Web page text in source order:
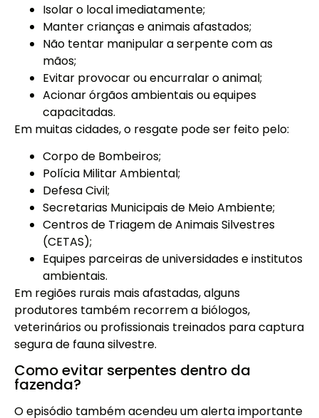
Isolar o local imediatamente;
Manter crianças e animais afastados;
Não tentar manipular a serpente com as
mãos;
Evitar provocar ou encurralar o animal;
Acionar órgãos ambientais ou equipes
capacitadas.
Em muitas cidades, o resgate pode ser feito pelo:
Corpo de Bombeiros;
Polícia Militar Ambiental;
Defesa Civil;
Secretarias Municipais de Meio Ambiente;
Centros de Triagem de Animais Silvestres
(CETAS);
Equipes parceiras de universidades e institutos
ambientais.
Em regiões rurais mais afastadas, alguns
produtores também recorrem a biólogos,
veterinários ou profissionais treinados para captura
segura de fauna silvestre.
Como evitar serpentes dentro da
fazenda?
O episódio também acendeu um alerta importante